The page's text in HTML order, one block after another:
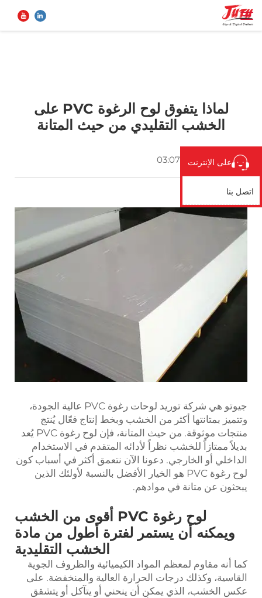
منتجات
تطبيق
اتصل بنا
على الإنترنت
اتصل بنا
لماذا يتفوق لوح الرغوة PVC على
الخشب التقليدي من حيث المتانة
2025-10-18 03:07:48
جيوتو هي شركة توريد لوحات رغوة PVC عالية الجودة،
وتتميز بمتانتها أكثر من الخشب وبخط إنتاج فعّال يُنتج
منتجات موثوقة. من حيث المتانة، فإن لوح رغوة PVC يُعد
بديلاً ممتازاً للخشب نظراً لأدائه المتقدم في الاستخدام
الداخلي أو الخارجي. دعونا الآن نتعمق أكثر في أسباب كون
لوح رغوة PVC هو الخيار الأفضل بالنسبة لأولئك الذين
يبحثون عن متانة في موادهم.
لوح رغوة PVC أقوى من الخشب
ويمكنه أن يستمر لفترة أطول من مادة
الخشب التقليدية
كما أنه مقاوم لمعظم المواد الكيميائية والظروف الجوية
القاسية، وكذلك درجات الحرارة العالية والمنخفضة. على
عكس الخشب، الذي يمكن أن ينحني أو يتآكل أو يتشقق